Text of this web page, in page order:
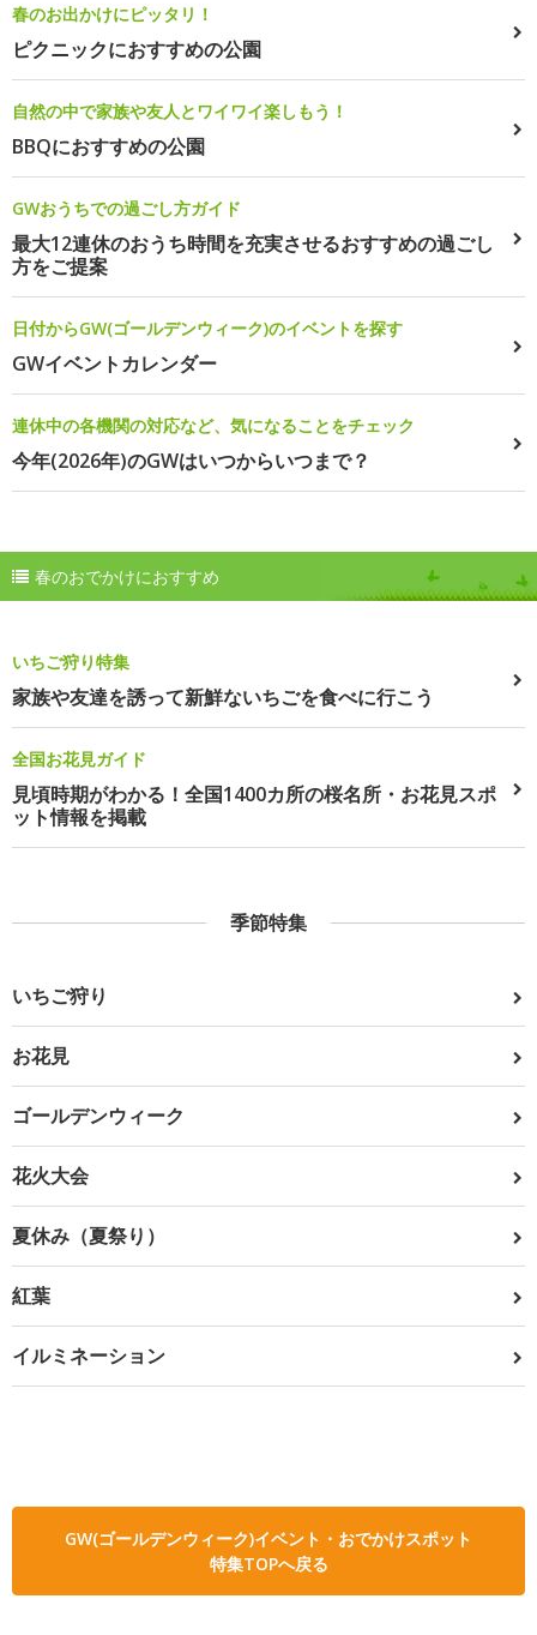
春のお出かけにピッタリ！
ピクニックにおすすめの公園
自然の中で家族や友人とワイワイ楽しもう！
BBQにおすすめの公園
GWおうちでの過ごし方ガイド
最大12連休のおうち時間を充実させるおすすめの過ごし
方をご提案
日付からGW(ゴールデンウィーク)のイベントを探す
GWイベントカレンダー
連休中の各機関の対応など、気になることをチェック
今年(2026年)のGWはいつからいつまで？
春のおでかけにおすすめ
いちご狩り特集
家族や友達を誘って新鮮ないちごを食べに行こう
全国お花見ガイド
見頃時期がわかる！全国1400カ所の桜名所・お花見スポ
ット情報を掲載
季節特集
いちご狩り
お花見
ゴールデンウィーク
花火大会
夏休み（夏祭り）
紅葉
イルミネーション
GW(ゴールデンウィーク)イベント・おでかけスポット
特集TOPへ戻る